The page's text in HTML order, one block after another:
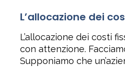
L’allocazione dei
L’allocazione dei costi
con attenzione.
Supponiamo che